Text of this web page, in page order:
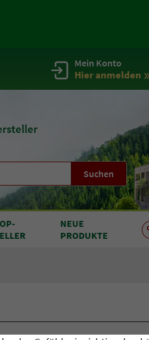
Mein Konto
Hier anmelden
Suchen
-
NEUE
PRODUKTE